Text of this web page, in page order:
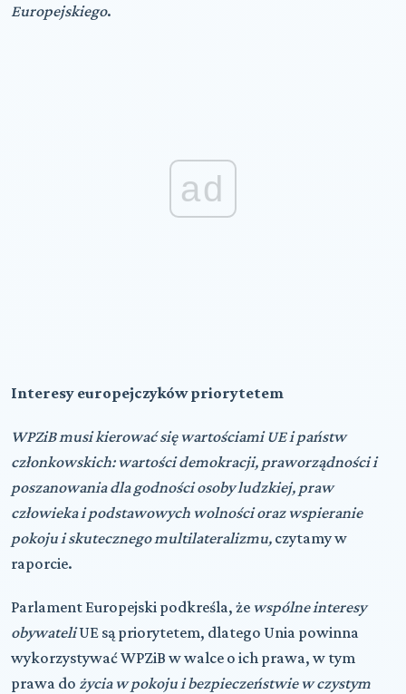
Europejskiego.
ad
Interesy europejczyków priorytetem
WPZiB musi kierować się wartościami UE i państw
członkowskich: wartości demokracji, praworządności i
poszanowania dla godności osoby ludzkiej, praw
człowieka i podstawowych wolności oraz wspieranie
pokoju i skutecznego multilateralizmu, czytamy w
raporcie.
Parlament Europejski podkreśla, że wspólne interesy
obywateliUE są priorytetem, dlatego Unia powinna
wykorzystywać WPZiB w walce o ich prawa, w tym
prawa do życia w pokoju i bezpieczeństwie w czystym